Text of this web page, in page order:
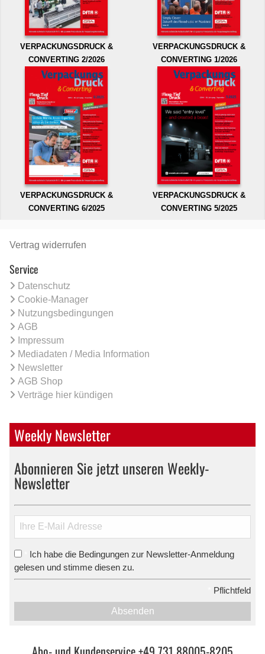
VERPACKUNGSDRUCK &
CONVERTING 2/2026
VERPACKUNGSDRUCK &
CONVERTING 1/2026
VERPACKUNGSDRUCK &
CONVERTING 6/2025
VERPACKUNGSDRUCK &
CONVERTING 5/2025
Vertrag widerrufen
Service
Datenschutz
Cookie-Manager
Nutzungsbedingungen
AGB
Impressum
Mediadaten / Media Information
Newsletter
AGB Shop
Verträge hier kündigen
Weekly Newsletter
Abonnieren Sie jetzt unseren Weekly-
Newsletter
Ich habe die Bedingungen zur Newsletter-Anmeldung
gelesen und stimme diesen zu.
Pflichtfeld
Absenden